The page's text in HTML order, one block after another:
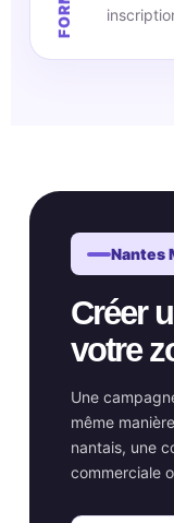
Nantes
Créer
votre
Une
même
nantais, une
commerciale